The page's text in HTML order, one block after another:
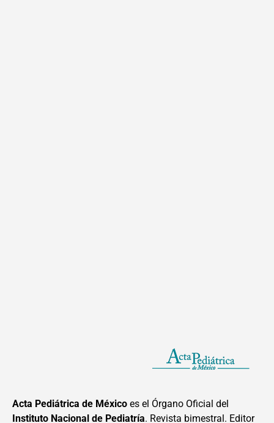
Acta Pediátrica de México es el Órgano Oficial del
Instituto Nacional de Pediatría. Revista bimestral. Editor